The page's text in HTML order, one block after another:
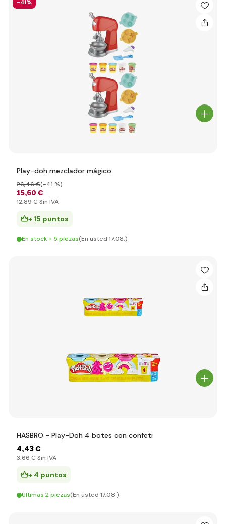
-41%
Play-doh mezclador mágico
15,60 €
26,46 €(-41 %)
12,89 € Sin IVA
+ 15 puntos
En stock > 5 piezas(En usted 17.08.)
HASBRO - Play-Doh 4 botes con confeti
4,43 €
3,66 € Sin IVA
+ 4 puntos
Últimas 2 piezas(En usted 17.08.)